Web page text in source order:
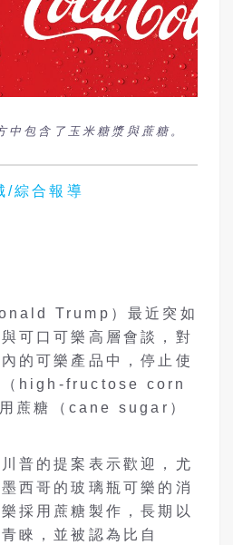
中包含了玉米糖漿與蔗糖。
/綜合報導
Trump）最近突如
可口可樂高層會談，對
的可樂產品中，停止使
（high-fructose corn
蔗糖（cane sugar）
普的提案表示歡迎，尤
西哥的玻璃瓶可樂的消
採用蔗糖製作，長期以
睞，並被認為比自